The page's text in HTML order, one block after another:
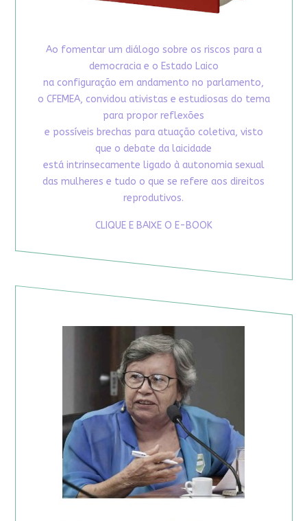
Ao fomentar um diálogo sobre os riscos para a
democracia e o Estado Laico
na configuração em andamento no parlamento,
o CFEMEA, convidou ativistas e estudiosas do tema
para propor reflexões
e possíveis brechas para atuação coletiva, visto
que o debate da laicidade
está intrinsecamente ligado à autonomia sexual
das mulheres e tudo o que se refere aos direitos
reprodutivos.
CLIQUE E BAIXE O E-BOOK